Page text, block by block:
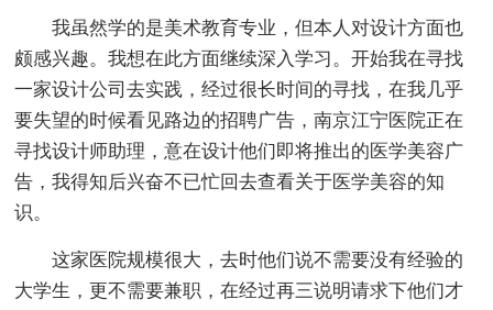
我虽然学的是美术教育专业，但本人对设计方面也
颇感兴趣。我想在此方面继续深入学习。开始我在寻找
一家设计公司去实践，经过很长时间的寻找，在我几乎
要失望的时候看见路边的招聘广告，南京江宁医院正在
寻找设计师助理，意在设计他们即将推出的医学美容广
告，我得知后兴奋不已忙回去查看关于医学美容的知
识。
这家医院规模很大，去时他们说不需要没有经验的
大学生，更不需要兼职，在经过再三说明请求下他们才